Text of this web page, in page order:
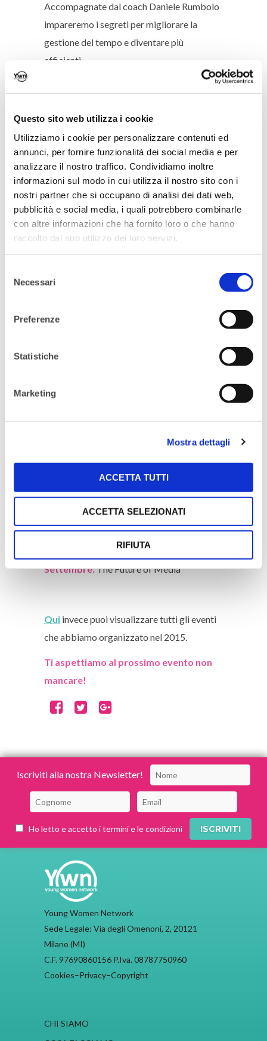
Questo sito web utilizza i cookie
Utilizziamo i cookie per personalizzare contenuti ed
annunci, per fornire funzionalità dei social media e per
analizzare il nostro traffico. Condividiamo inoltre
informazioni sul modo in cui utilizza il nostro sito con i
nostri partner che si occupano di analisi dei dati web,
pubblicità e social media, i quali potrebbero combinarle
con altre informazioni che ha fornito loro o che hanno
raccolto dal suo utilizzo dei loro servizi.
delNecessari
Preferenze
Statistiche
Marketing
Mostra dettagli
ACCETTA TUTTI
ACCETTA SELEZIONATI
RIFIUTA
Accompagnate dal coach Daniele Rumbolo
impareremo i segreti per migliorare la
gestione del tempo e diventare più
efficienti.
Imparare l’importanza del body
language attraverso la danza
Marzo:
“Creative problem Solving” ospitati
da Mediobanca
Marzo:“The future of Shopping”
“The future of” è un ciclo di eventi in cui,
ospitati dalle aziende più innovative a livello
internazionale, impareremo come la
tecnologia sta cambiando diversi settori. In
questa occasione ci focalizzeremo sull’e-
commerce, nuovi trend ed opportunità.
efficace più progetti?” Un workshop
organizzato con i coach del Project
Manager Institute
Gioco di Team building
“L’Intrappolato”Giugno:Nike Run
Workshop per imparare le tecniche
di Mindfullness ospitati da Mediobanca
The Future of Internet of Thing
Settembre:The Future of Media
Qui invece puoi visualizzare tutti gli eventi
che abbiamo organizzato nel 2015.
Ti aspettiamo al prossimo evento non
mancare!
Iscriviti alla nostra Newsletter!
Ho letto e accetto i termini e le condizioni
Young Women Network
Sede Legale: Via degli Omenoni, 2, 20121
Milano (MI)
C.F. 97690860156 P.Iva. 08787750960
Cookies–Privacy–Copyright
CHI SIAMO